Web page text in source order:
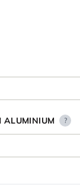
ALUMINIUM ?